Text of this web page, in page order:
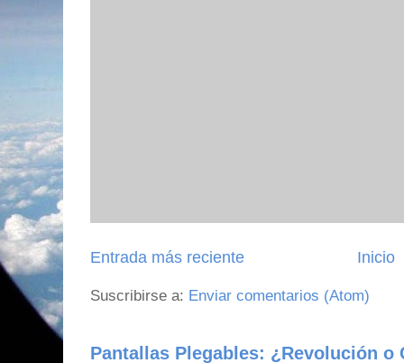
Entrada más reciente Inicio
Suscribirse a: Enviar comentarios (Atom)
Pantallas Plegables: ¿Revolución o